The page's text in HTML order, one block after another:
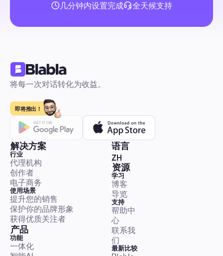
设、移动优先编辑和发布自动化。包括以角色为导向的推荐、并
矩阵、重用清单、时间节省估算，以及编辑器+自动化组合来扩
制作规模。
提升粉丝数量与互动
免费与优秀的视频编辑软件：2026年创作者和社交媒体
短视频内容扩展完整指南
一个实用的对比，排名最佳的Reels、TikTok和Shorts免费编辑
将每个工具映射到精确的导出预设、低端设备提示、批处理工作
动化。获得便于决策的操作手册，以便在不感到负担的情况下发
新利用和管理社区增长。
几分钟内设置完成
全天候支持
将每一次对话转化为收益。
即将推出！
解决方案
行业
代理机构
创作者
电子商务
使用场景
提升您的销售
保护你的品牌形象
获得优质关注者
产品
功能
一体化
资源
学习
博客
导览
支持
帮助中
心
联系我
们
最新比较
语言
ZH